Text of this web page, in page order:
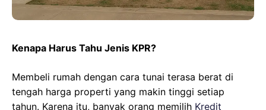
Kenapa Harus Tahu Jenis KPR?
Membeli rumah dengan cara tunai terasa berat di
tengah harga properti yang makin tinggi setiap
tahun. Karena itu, banyak orang memilih Kredit